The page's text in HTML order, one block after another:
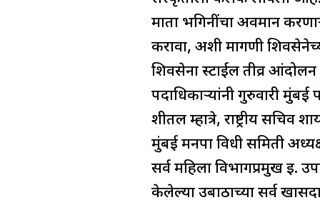
p
I
n
d
s
g
r
a
m
a
r
e
माता भगिनींचा अवमान
करावा, अशी मागणी
शिवसेना स्टाईल तीव्र
पदाधिकाऱ्यांनी गुरुवारी
शीतल म्हात्रे, राष्ट्रीय सचिव
मुंबई मनपा विधी समिती
सर्व महिला विभागप्रमुख इ.
केलेल्या उबाठाच्या सर्व